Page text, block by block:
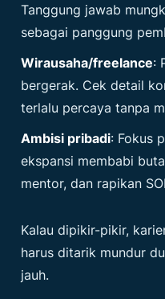
Tanggung jawab
sebagai panggung
Wirausaha/freelance:
bergerak. Cek detail
terlalu percaya tanpa
Ambisi pribadi: Fokus
ekspansi membabi
mentor, dan rapikan
Kalau dipikir-pikir,
harus ditarik mundur
jauh.